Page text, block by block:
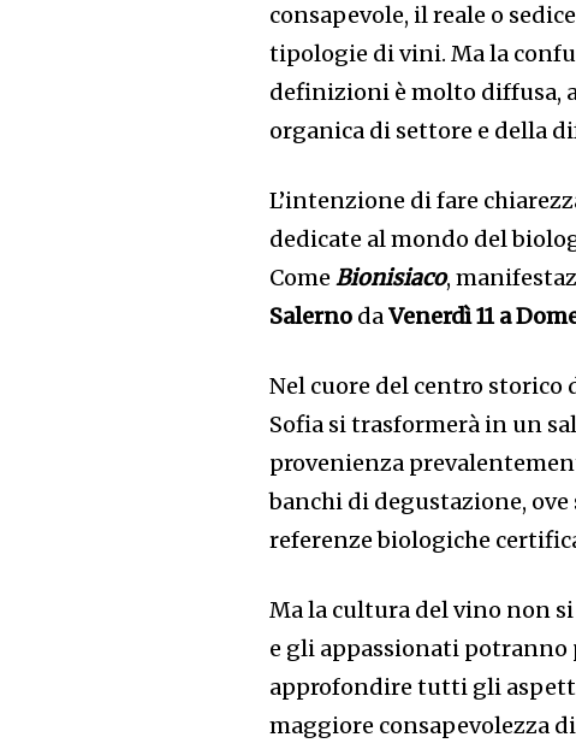
consapevole, il reale o
tipologie di vini. Ma la
definizioni è molto diffusa,
organica di settore e della
L’intenzione di fare
dedicate al mondo del
ComeBionisiaco,
Salerno daVenerdì 11 a
Nel cuore del centro
Sofia si trasformerà in un
provenienza
banchi di degustazione,
referenze biologiche
Ma la cultura del vino non
e gli appassionati
approfondire tutti gli
maggiore consapevolezza